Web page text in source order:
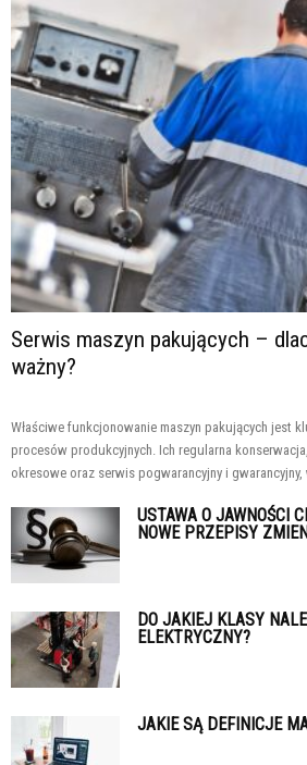
Serwis maszyn pakujących –
ważny?
Właściwe funkcjonowanie maszyn pakujących jest
procesów produkcyjnych. Ich regularna
okresowe oraz serwis pogwarancyjny i gwarancyjny,
USTAWA O JAWNOŚCI
NOWE PRZEPISY
DO JAKIEJ KLASY
ELEKTRYCZNY?
JAKIE SĄ DEFINICJE